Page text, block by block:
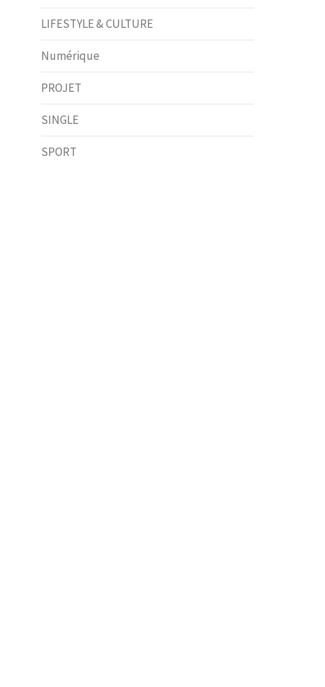
LIFESTYLE & CULTURE
Numérique
PROJET
SINGLE
SPORT